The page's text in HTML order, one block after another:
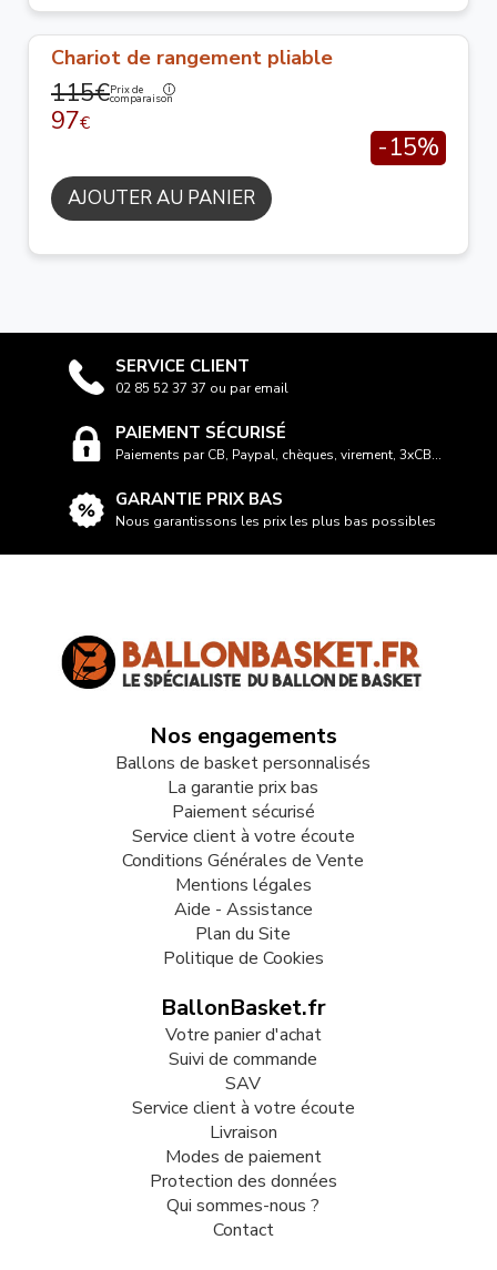
Chariot de rangement pliable
115€Prix de
comparaison
97€
-15%
AJOUTER AU PANIER
SERVICE CLIENT
02 85 52 37 37 ou par email
PAIEMENT SÉCURISÉ
Paiements par CB, Paypal, chèques, virement, 3xCB...
GARANTIE PRIX BAS
Nous garantissons les prix les plus bas possibles
Nos engagements
Ballons de basket personnalisés
La garantie prix bas
Paiement sécurisé
Service client à votre écoute
Conditions Générales de Vente
Mentions légales
Aide - Assistance
Plan du Site
Politique de Cookies
BallonBasket.fr
Votre panier d'achat
Suivi de commande
SAV
Service client à votre écoute
Livraison
Modes de paiement
Protection des données
Qui sommes-nous ?
Contact